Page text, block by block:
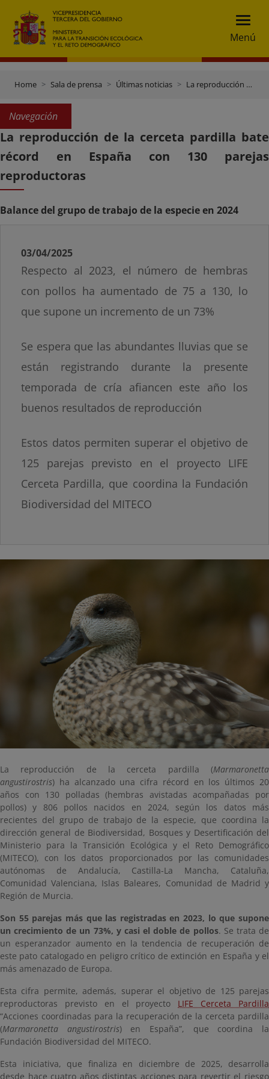
Menú
Home Sala de prensa Últimas noticias La reproducción de la cerceta pardilla bate récord en España con 130 parejas reproductoras
Navegación
La reproducción de la cerceta pardilla bate
récord en España con 130 parejas
reproductoras
Balance del grupo de trabajo de la especie en 2024
03/04/2025
Respecto al 2023, el número de hembras
con pollos ha aumentado de 75 a 130, lo
que supone un incremento de un 73%
Se espera que las abundantes lluvias que se
están registrando durante la presente
temporada de cría afiancen este año los
buenos resultados de reproducción
Estos datos permiten superar el objetivo de
125 parejas previsto en el proyecto LIFE
Cerceta Pardilla, que coordina la Fundación
Biodiversidad del MITECO
La reproducción de la cerceta pardilla (Marmaronetta
angustirostris) ha alcanzado una cifra récord en los últimos 20
años con 130 polladas (hembras avistadas acompañadas por
pollos) y 806 pollos nacidos en 2024, según los datos más
recientes del grupo de trabajo de la especie, que coordina la
dirección general de Biodiversidad, Bosques y Desertificación del
Ministerio para la Transición Ecológica y el Reto Demográfico
(MITECO), con los datos proporcionados por las comunidades
autónomas de Andalucía, Castilla-La Mancha, Cataluña,
Comunidad Valenciana, Islas Baleares, Comunidad de Madrid y
Región de Murcia.
Son 55 parejas más que las registradas en 2023, lo que supone
un crecimiento de un 73%, y casi el doble de pollos. Se trata de
un esperanzador aumento en la tendencia de recuperación de
este pato catalogado en peligro crítico de extinción en España y el
más amenazado de Europa.
Esta cifra permite, además, superar el objetivo de 125 parejas
reproductoras previsto en el proyecto LIFE Cerceta Pardilla
“Acciones coordinadas para la recuperación de la cerceta pardilla
(Marmaronetta angustirostris) en España”, que coordina la
Fundación Biodiversidad del MITECO.
Esta iniciativa, que finaliza en diciembre de 2025, desarrolla
desde hace cuatro años distintas acciones para revertir el riesgo